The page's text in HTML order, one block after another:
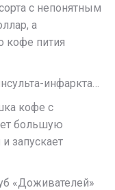
с непонятным
а
кофе пития
инфаркта…
кофе с
большую
запускает
«Доживателей»